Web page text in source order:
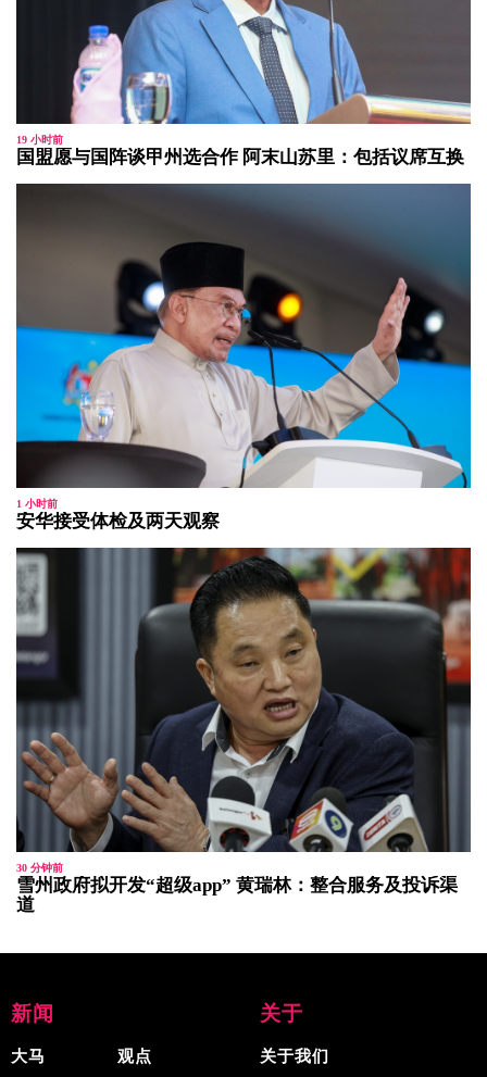
19 小时前
国盟愿与国阵谈甲州选合作 阿末山苏里：包括议席互换
1 小时前
安华接受体检及两天观察
30 分钟前
雪州政府拟开发“超级app” 黄瑞林：整合服务及投诉渠
道
新闻
大马 观点
关于
关于我们